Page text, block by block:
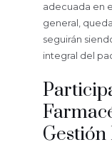
adecuada en
general,
seguirán
integral del